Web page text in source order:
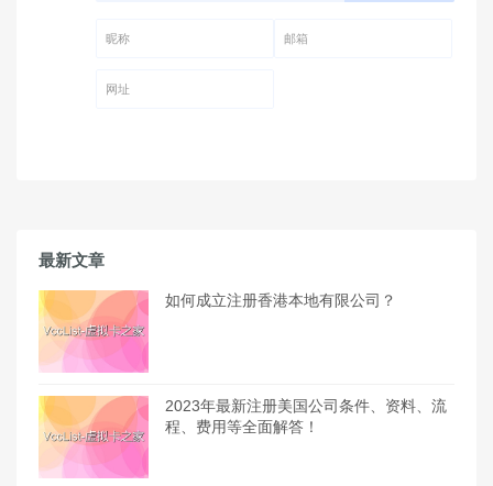
最新文章
如何成立注册香港本地有限公司？
2023年最新注册美国公司条件、资料、流
程、费用等全面解答！